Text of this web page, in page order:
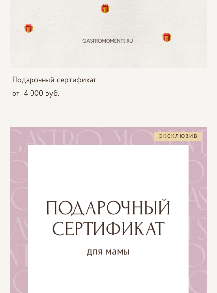
Подарочный сертификат
от 4 000 pуб.
ЭКСКЛЮЗИВ